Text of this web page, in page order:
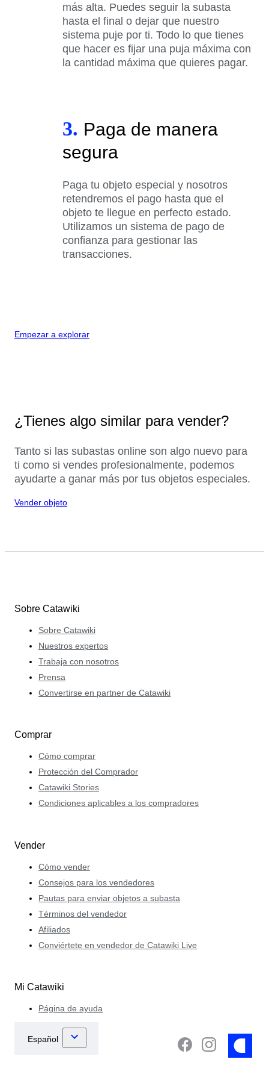
más alta. Puedes seguir la subasta
hasta el final o dejar que nuestro
sistema puje por ti. Todo lo que tienes
que hacer es fijar una puja máxima con
la cantidad máxima que quieres pagar.
3. Paga de manera
segura
Paga tu objeto especial y nosotros
retendremos el pago hasta que el
objeto te llegue en perfecto estado.
Utilizamos un sistema de pago de
confianza para gestionar las
transacciones.
Empezar a explorar
¿Tienes algo similar para vender?
Tanto si las subastas online son algo nuevo para
ti como si vendes profesionalmente, podemos
ayudarte a ganar más por tus objetos especiales.
Vender objeto
Sobre Catawiki
Sobre Catawiki
Nuestros expertos
Trabaja con nosotros
Prensa
Convertirse en partner de Catawiki
Comprar
Cómo comprar
Protección del Comprador
Catawiki Stories
Condiciones aplicables a los compradores
Vender
Cómo vender
Consejos para los vendedores
Pautas para enviar objetos a subasta
Términos del vendedor
Afiliados
Conviértete en vendedor de Catawiki Live
Mi Catawiki
Página de ayuda